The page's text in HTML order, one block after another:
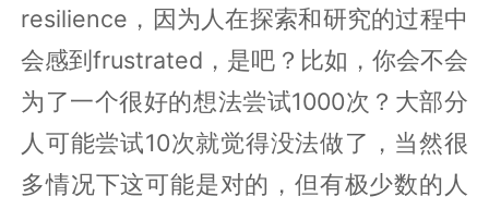
resilience，因为人在探索和研究的过程中
会感到frustrated，是吧？比如，你会不会
为了一个很好的想法尝试1000次？大部分
人可能尝试10次就觉得没法做了，当然很
多情况下这可能是对的，但有极少数的人